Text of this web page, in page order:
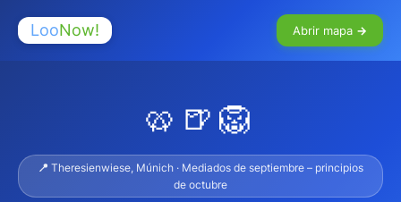
LooNow! Abrir mapa →
🥨🍺🦁
📍 Theresienwiese, Múnich · Mediados de septiembre – principios
de octubre